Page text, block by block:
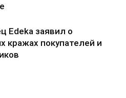
Edeka заявил о
кражах покупателей и